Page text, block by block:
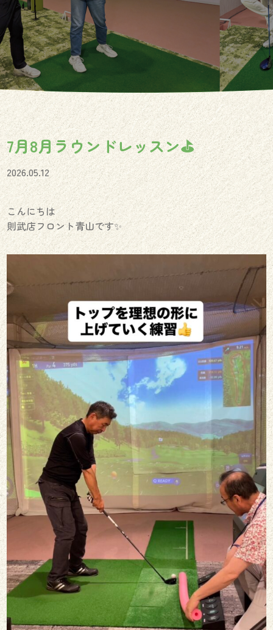
7月8月ラウンドレッスン⛳️
2026.05.12
こんにちは
則武店フロント青山です✨